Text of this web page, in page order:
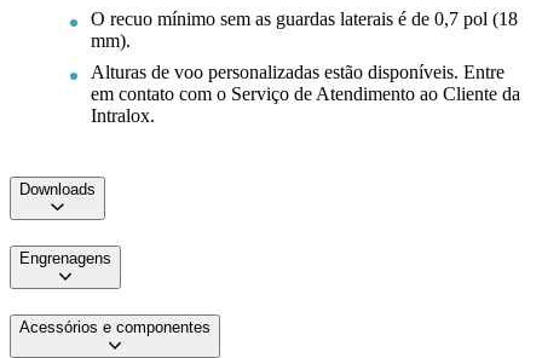
O recuo mínimo sem as guardas laterais é de 0,7 pol (18
mm).
Alturas de voo personalizadas estão disponíveis. Entre
em contato com o Serviço de Atendimento ao Cliente da
Intralox.
Downloads
Engrenagens
Acessórios e componentes